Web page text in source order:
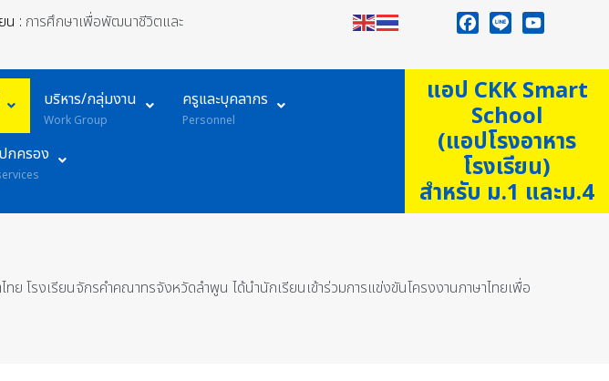
น : การศึกษาเพื่อพัฒนาชีวิตและ
บริหาร/กลุ่มงาน
Work Group
ครูและบุคลากร
Personnel
กครอง
แอป CKK Smart
School
(แอปโรงอาหาร
โรงเรียน)
สำหรับ ม.1 และม.4
รงเรียนจักรคำคณาทรจังหวัดลำพูน ได้นำนักเรียนเข้าร่วมการแข่งขันโครงงานภาษาไทยเพื่อ